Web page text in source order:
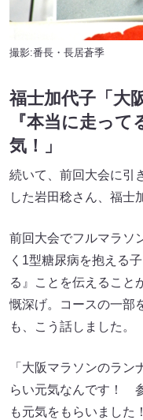
撮影:番長・長居蒼季
福士加代子「大
『本当に走っ
気！」
続いて、前回大会に引
した岩田稔さん、福士
前回大会でフルマラソ
く1型糖尿病を抱える
る』ことを伝えること
慨深げ。コースの一部
も、こう話しました。
「大阪マラソンのラン
らい元気なんです！
も元気をもらいました